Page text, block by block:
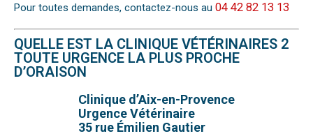
Pour toutes demandes, contactez-nous au 04 42 82 13 13
QUELLE EST LA CLINIQUE VÉTÉRINAIRES 2
TOUTE URGENCE LA PLUS PROCHE
D’ORAISON
Clinique d’Aix-en-Provence
Urgence Vétérinaire
35 rue Émilien Gautier